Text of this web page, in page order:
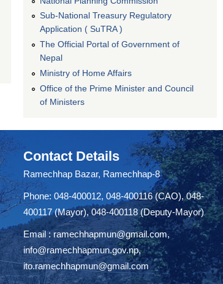
Sub-National Treasury Regulatory
Application ( SuTRA )
The Official Portal of Government of
Nepal
Ministry of Home Affairs
Office of the Prime Minister and Council
of Ministers
Contact Details
Ramechhap Bazar, Ramechhap-8
Phone: 048-400012, 048-400116 (CAO), 048-
400117 (Mayor), 048-400118 (Deputy-Mayor)
Email : ramechhapmun@gmail.com,
info@ramechhapmun.gov.np,
ito.ramechhapmun@gmail.com